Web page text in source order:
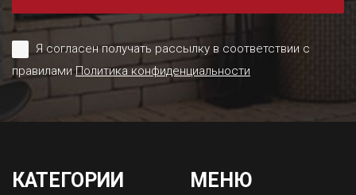
Я согласен получать рассылку в соответствии с
правиламиПолитика конфиденциальности
КАТЕГОРИИ МЕНЮ